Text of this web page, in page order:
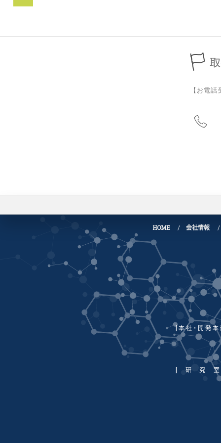
【お電
HOME 会社情報
[本社・開発
[研究